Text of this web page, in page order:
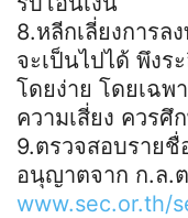
8.หลีกเลี่ยงการล
จะเป็นไปได้ พึงร
โดยง่าย โดยเฉพ
ความเสี่ยง ควร
9.ตรวจสอบราย
อนุญาตจาก ก.ล.
www.sec.or.th/